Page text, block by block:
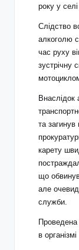
року у
Слідство
алкоголю
час руху
зустрічну
Внаслідок
та загинув
карету
що
але
служби.
Проведена
в